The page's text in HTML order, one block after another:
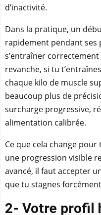
d’inactivité.
Dans la pratique, un
rapidement pendant
s’entraîner correctement
revanche, si tu
chaque kilo de muscle
beaucoup plus de
surcharge progressive,
alimentation calibrée.
Ce que cela change
une progression visible
avancé, il faut accepter
que tu stagnes
2- Votre profil